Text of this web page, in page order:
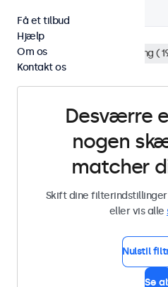
DisplayPort Rackmontering
Desværre
nogen
matcher
Skift dine
eller vis alle
Nulstil
Se
Få et tilbud
Hjælp
Om os
Kontakt os